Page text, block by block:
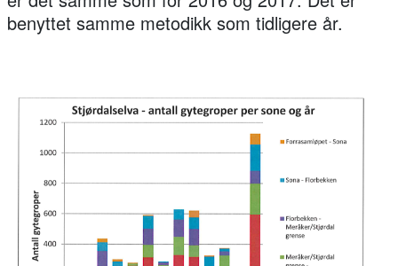
benyttet samme metodikk som tidligere år.